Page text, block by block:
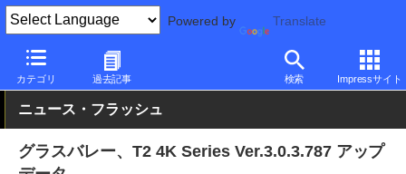
Powered by Translate
カテゴリ 過去記事 検索 Impressサイト
PC Watch ソフトウェア/アプリ 他ソフト/アプリ アップデート
ニュース・フラッシュ
グラスバレー、T2 4K Series Ver.3.0.3.787 アップ